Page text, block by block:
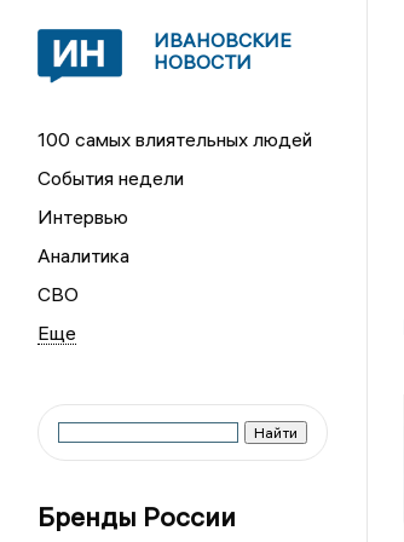
ИВАНОВСКИЕ
НОВОСТИ
100 самых влиятельных людей
События недели
Интервью
Аналитика
СВО
Бренды России